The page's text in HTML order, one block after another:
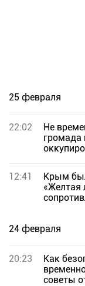
25 февраля
22:02
Не
громада
12:41
Крым
«Желтая
24 февраля
20:23
Как
советы